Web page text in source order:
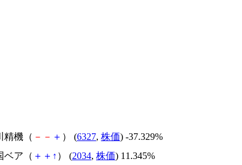
精機（ － － ＋ ） (6327, 株価) -37.329%
ベア（ ＋ ＋ ↑ ） (2034, 株価) 11.345%